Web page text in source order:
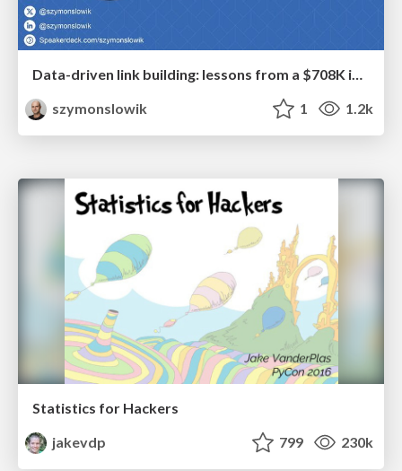
szymonslowik
1 1.2k
Statistics for Hackers
jakevdp
799 230k